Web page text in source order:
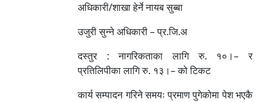
अधिकारी/शाखा हेर्ने नायब सुब्बा
उजुरी सुन्ने अधिकारी – प्र.जि.अ
दस्तुर : नागरिकताका लागि रु. १०।– र
प्रतिलिपीका लागि रु. १३।– को टिकट
कार्य सम्पादन गरिने समयः प्रमाण पुगेकोमा पेश भएकै